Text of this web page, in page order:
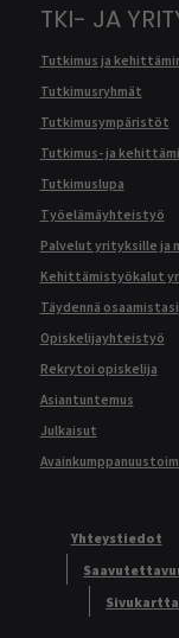
TKI- JA
Tutkimus ja
Tutkimusryhmät
Tutkimusympäristöt
Tutkimus- ja
Tutkimuslupa
Työelämäyhteistyö
Palvelut yrityksille ja
Kehittämistyökalut
Täydennä osaamistasi
Opiskelijayhteistyö
Rekrytoi opiskelija
Asiantuntemus
Julkaisut
Yhteystiedot
Sivukartta